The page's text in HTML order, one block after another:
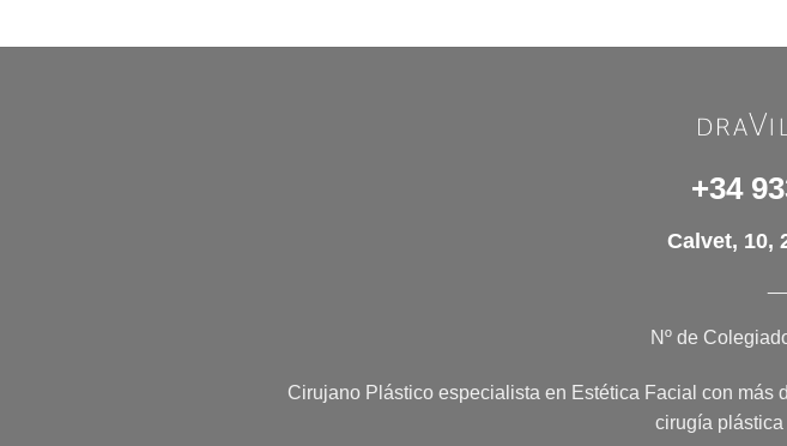
+34
Calvet, 10,
Nº de
Cirujano Plástico especialista en Estética Facial con más
cirugía